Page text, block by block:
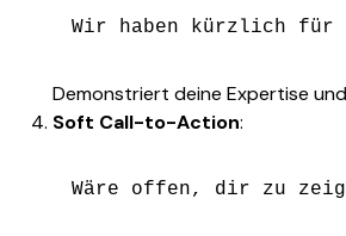
Demonstriert deine Expertise
Soft Call-to-Action: